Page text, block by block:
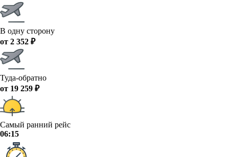
В одну сторону
от 2 352 ₽
Туда-обратно
от 19 259 ₽
Самый ранний рейс
06:15